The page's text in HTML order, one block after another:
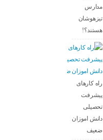
مدارس
تیزهوشان
هستند؟!
راه کارهای
پیشرفت
تحصیلی
دانش اموزان
ضعیف